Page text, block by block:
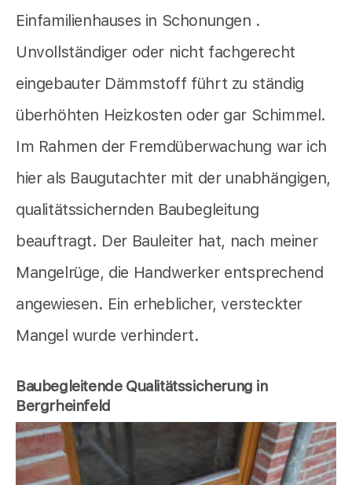
Einfamilienhauses in Schonungen .
Unvollständiger oder nicht fachgerecht
eingebauter Dämmstoff führt zu ständig
überhöhten Heizkosten oder gar Schimmel.
Im Rahmen der Fremdüberwachung war ich
hier als Baugutachter mit der unabhängigen,
qualitätssichernden Baubegleitung
beauftragt. Der Bauleiter hat, nach meiner
Mangelrüge, die Handwerker entsprechend
angewiesen. Ein erheblicher, versteckter
Mangel wurde verhindert.
Baubegleitende Qualitätssicherung in
Bergrheinfeld